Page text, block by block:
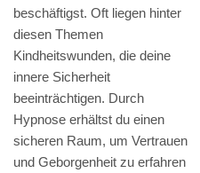
beschäftigst. Oft liegen hinter
diesen Themen
Kindheitswunden, die deine
innere Sicherheit
beeinträchtigen. Durch
Hypnose erhältst du einen
sicheren Raum, um Vertrauen
und Geborgenheit zu erfahren